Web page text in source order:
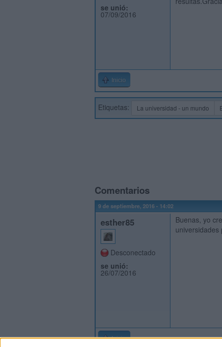
se unió:
07/09/2016
Inicio
Etiquetas: La universidad - un mundo
Comentarios
9 de septiembre, 2016 - 14:02
esther85
Desconectado
se unió:
26/07/2016
Buenas, yo
Inicio